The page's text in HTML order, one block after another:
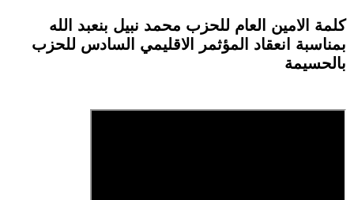
كلمة الامين العام للحزب محمد نبيل بنعبد الله
بمناسبة انعقاد المؤثمر الاقليمي السادس للحزب
بالحسيمة